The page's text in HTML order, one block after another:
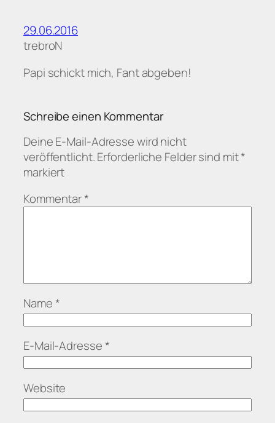
29.06.2016
trebroN
Papi schickt mich, Fant abgeben!
Schreibe einen Kommentar
Deine E-Mail-Adresse wird nicht
veröffentlicht.Erforderliche Felder sind mit*
markiert
Kommentar*
Name *
E-Mail-Adresse *
Website